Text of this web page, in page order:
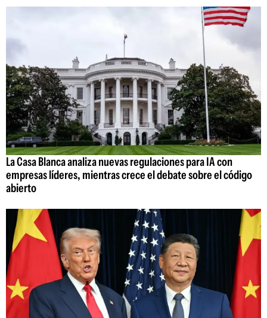
La Casa Blanca analiza nuevas regulaciones para IA con
empresas líderes, mientras crece el debate sobre el código
abierto